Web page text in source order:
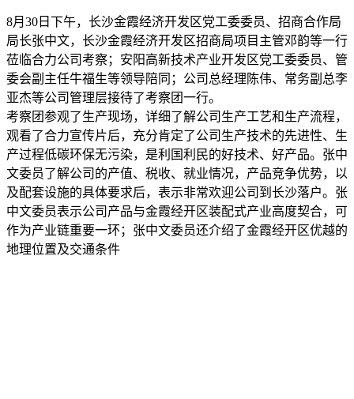
8月30日下午，长沙金霞经济开发区党工委委员、招商合作局
局长张中文，长沙金霞经济开发区招商局项目主管邓韵等一行
莅临合力公司考察；安阳高新技术产业开发区党工委委员、管
委会副主任牛福生等领导陪同；公司总经理陈伟、常务副总李
亚杰等公司管理层接待了考察团一行。
考察团参观了生产现场，详细了解公司生产工艺和生产流程，
观看了合力宣传片后，充分肯定了公司生产技术的先进性、生
产过程低碳环保无污染，是利国利民的好技术、好产品。张中
文委员了解公司的产值、税收、就业情况，产品竞争优势，以
及配套设施的具体要求后，表示非常欢迎公司到长沙落户。张
中文委员表示公司产品与金霞经开区装配式产业高度契合，可
作为产业链重要一环；张中文委员还介绍了金霞经开区优越的
地理位置及交通条件